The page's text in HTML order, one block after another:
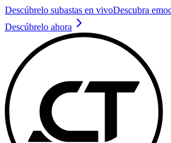
Descúbrelo subastas en vivoDescubra
Descúbrelo ahora